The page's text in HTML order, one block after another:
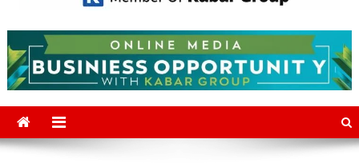
Mediajakarta.com